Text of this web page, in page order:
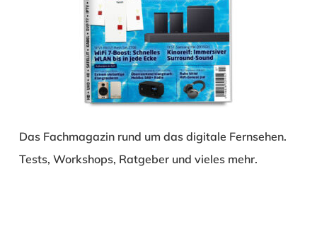
Das Fachmagazin rund um das digitale Fernsehen.
Tests, Workshops, Ratgeber und vieles mehr.